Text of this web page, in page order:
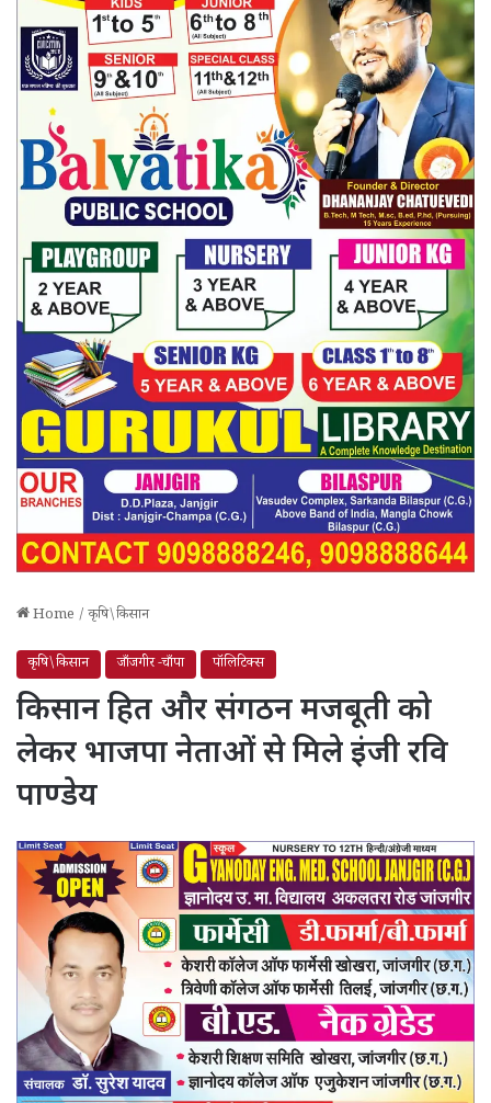
Home / कृषि\किसान
कृषि\किसान जाँजगीर -चाँपा पॉलिटिक्स
किसान हित और संगठन मजबूती को
लेकर भाजपा नेताओं से मिले इंजी रवि
पाण्डेय